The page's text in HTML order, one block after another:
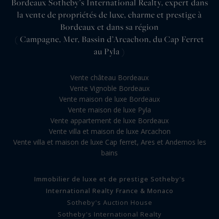
Bordeaux Sotheby’s International Realty, expert dans
la vente de propriétés de luxe, charme et prestige à
Bordeaux et dans sa région
( Campagne, Mer, Bassin d’Arcachon, du Cap Ferret
au Pyla )
Vente château Bordeaux
Vente Vignoble Bordeaux
Vente maison de luxe Bordeaux
Vente maison de luxe Pyla
Vente appartement de luxe Bordeaux
Vente villa et maison de luxe Arcachon
Vente villa et maison de luxe Cap ferret, Ares et Andernos les
bains
Immobilier de luxe et de prestige Sotheby's
International Realty France & Monaco
Sotheby's Auction House
Sotheby's International Realty